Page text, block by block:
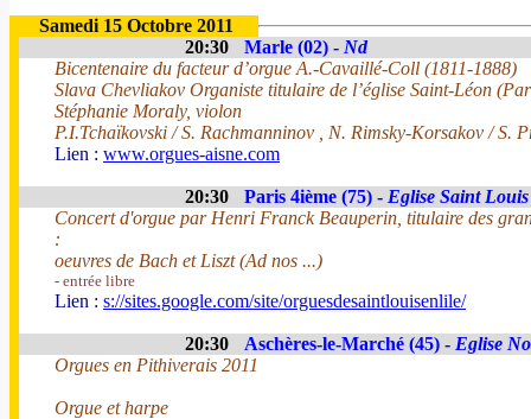
Samedi 15 Octobre 2011
20:30
Marle (02) - Nd
Bicentenaire du facteur d’orgue A.-Cavaillé-Coll (1811-1888)
Slava Chevliakov Organiste titulaire de l’église Saint-Léon
Stéphanie Moraly, violon
P.I.Tchaïkovski / S. Rachmanninov , N. Rimsky-Korsakov / S.
Lien : www.orgues-aisne.com
20:30 Paris 4ième (75) - Eglise Saint
Concert d'orgue par Henri Franck Beauperin, titulaire des
:
oeuvres de Bach et Liszt (Ad nos ...)
- entrée libre
Lien : s://sites.google.com/site/orguesdesaintlouisenlile/
20:30 Aschères-le-Marché (45) - Eglise
Orgues en Pithiverais 2011
Orgue et harpe